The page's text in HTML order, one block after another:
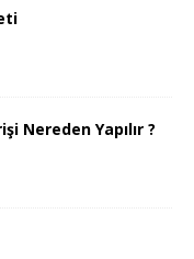
Nereden Yapılır ?